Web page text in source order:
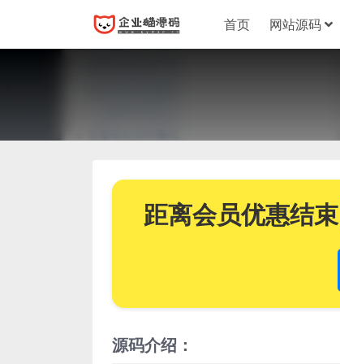
首页 网站源码
距离会员优惠结束
源码介绍：